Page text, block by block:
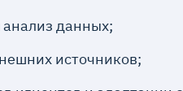
анализ данных;
источников;